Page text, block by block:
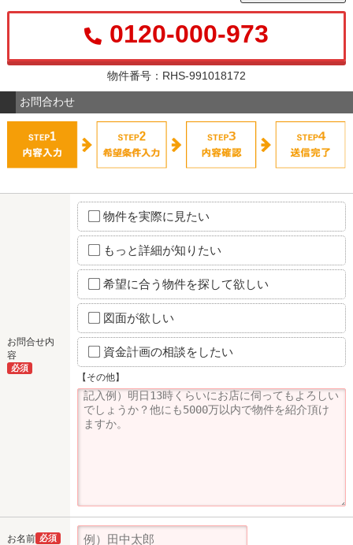
0120-000-973
物件番号：RHS-991018172
お問合わせ
お問合せ内
容
必須
物件を実際に見たい
もっと詳細が知りたい
希望に合う物件を探して欲しい
図面が欲しい
資金計画の相談をしたい
【その他】
お名前 必須